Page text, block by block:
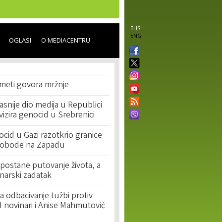
BHS
ENG
OGLASI O MEDIACENTRU
govora mržnje
dio medija u Republici
genocid u Srebrenici
u Gazi razotkrio granice
na Zapadu
putovanje života, a
zadatak
odbacivanje tužbi protiv
novinari i Anise Mahmutović